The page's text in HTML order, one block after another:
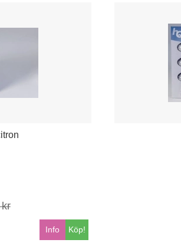
Köp!
Info